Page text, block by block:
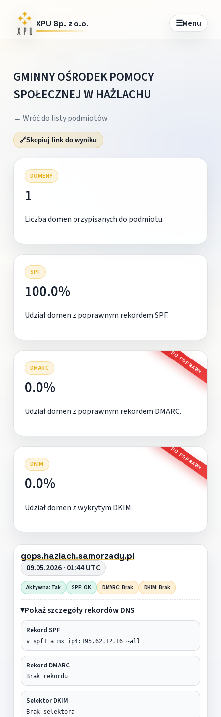
XPU Sp. z o.o. ☰Menu
GMINNY OŚRODEK POMOCY
SPOŁECZNEJ W HAŻLACHU
← Wróć do listy podmiotów
🔗Skopiuj link do wyniku
DOMENY
1
Liczba domen przypisanych do podmiotu.
SPF
100.0%
Udział domen z poprawnym rekordem SPF.
DMARC DO POPRAWY
0.0%
Udział domen z poprawnym rekordem DMARC.
DKIM DO POPRAWY
0.0%
Udział domen z wykrytym DKIM.
gops.hazlach.samorzady.pl
09.05.2026 · 01:44 UTC
Aktywna: Tak SPF: OK DMARC: Brak DKIM: Brak
Pokaż szczegóły rekordów DNS
Rekord SPF
v=spf1 a mx ip4:195.62.12.16 ~all
Rekord DMARC
Brak rekordu
Selektor DKIM
Brak selektora